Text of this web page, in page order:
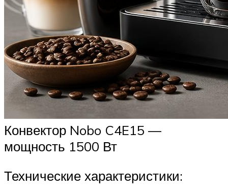
Конвектор Nobo C4E15 —
мощность 1500 Вт
Технические характеристики: